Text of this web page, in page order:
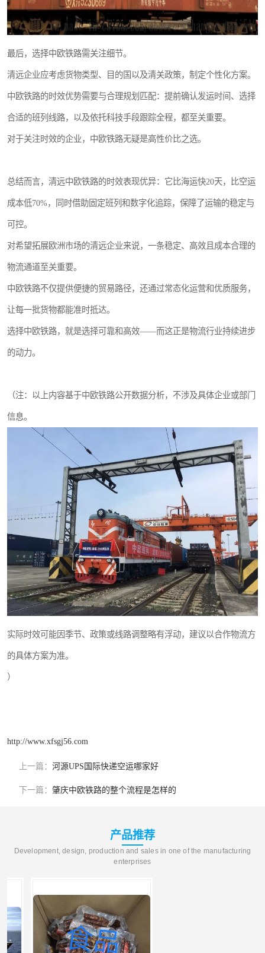
最后，选择中欧铁路需关注细节。
清远企业应考虑货物类型、目的国以及清关政策，制定个性化方案。
中欧铁路的时效优势需要与合理规划匹配：提前确认发运时间、选择
合适的班列线路，以及依托科技手段跟踪全程，都至关重要。
对于关注时效的企业，中欧铁路无疑是高性价比之选。
总结而言，清远中欧铁路的时效表现优异：它比海运快20天，比空运
成本低70%，同时借助固定班列和数字化追踪，保障了运输的稳定与
可控。
对希望拓展欧洲市场的清远企业来说，一条稳定、高效且成本合理的
物流通道至关重要。
中欧铁路不仅提供便捷的贸易路径，还通过常态化运营和优质服务，
让每一批货物都能准时抵达。
选择中欧铁路，就是选择可靠和高效——而这正是物流行业持续进步
的动力。
（注：以上内容基于中欧铁路公开数据分析，不涉及具体企业或部门
信息。
实际时效可能因季节、政策或线路调整略有浮动，建议以合作物流方
的具体方案为准。
）
http://www.xfsgj56.com
上一篇： 河源UPS国际快递空运哪家好
下一篇： 肇庆中欧铁路的整个流程是怎样的
产品推荐
Development, design, production and sales in one of the manufacturing
enterprises